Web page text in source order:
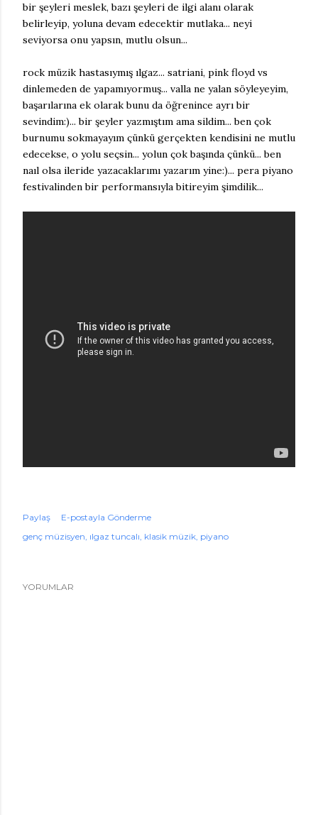
bir şeyleri meslek, bazı şeyleri de ilgi alanı olarak
belirleyip, yoluna devam edecektir mutlaka... neyi
seviyorsa onu yapsın, mutlu olsun...
rock müzik hastasıymış ılgaz... satriani, pink floyd vs
dinlemeden de yapamıyormuş... valla ne yalan söyleyeyim,
başarılarına ek olarak bunu da öğrenince ayrı bir
sevindim:)... bir şeyler yazmıştım ama sildim... ben çok
burnumu sokmayayım çünkü gerçekten kendisini ne mutlu
edecekse, o yolu seçsin... yolun çok başında çünkü... ben
naıl olsa ileride yazacaklarımı yazarım yine:)... pera piyano
festivalinden bir performansıyla bitireyim şimdilik...
Paylaş
E-postayla Gönderme
genç müzisyen ılgaz tuncalı klasik müzik piyano
YORUMLAR